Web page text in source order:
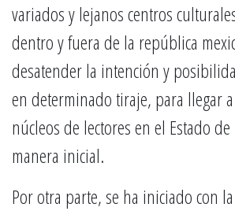
variados y lejanos centros
dentro y fuera de la república
desatender la intención y
en determinado tiraje, para llegar
núcleos de lectores en el Estado de
manera inicial.
Por otra parte, se ha iniciado con